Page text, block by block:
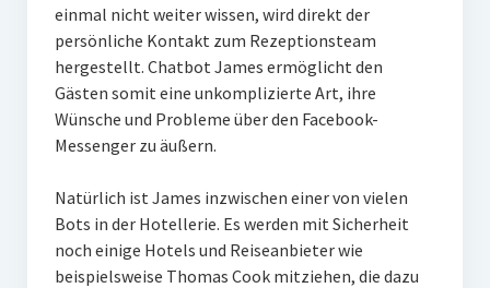
einmal nicht weiter wissen, wird direkt der
persönliche Kontakt zum Rezeptionsteam
hergestellt. Chatbot James ermöglicht den
Gästen somit eine unkomplizierte Art, ihre
Wünsche und Probleme über den Facebook-
Messenger zu äußern.
Natürlich ist James inzwischen einer von vielen
Bots in der Hotellerie. Es werden mit Sicherheit
noch einige Hotels und Reiseanbieter wie
beispielsweise Thomas Cook mitziehen, die dazu